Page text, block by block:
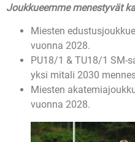
Joukkueemme menestyvät
Miesten
vuonna 2028.
PU18/1 & TU18/1 SM-
yksi mitali 2030
Miesten
vuonna 2028.